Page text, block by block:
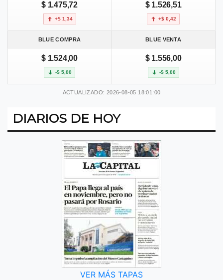
$ 1.475,72
+$ 1,34
$ 1.526,51
+$ 0,42
BLUE COMPRA BLUE VENTA
$ 1.524,00
-$ 5,00
$ 1.556,00
-$ 5,00
ACTUALIZADO: 2026-08-05 18:01:00
DIARIOS DE HOY
VER MÁS TAPAS